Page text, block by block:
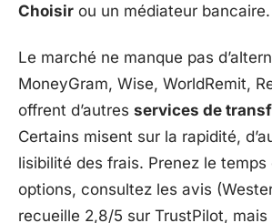
Choisir ou un médiateur bancaire.
Le marché ne manque pas
MoneyGram, Wise, WorldRemit,
offrent d’autres services de
Certains misent sur la rapidité,
lisibilité des frais. Prenez le
options, consultez les avis
recueille 2,8/5 sur TrustPilot,